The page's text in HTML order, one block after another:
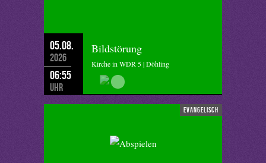
05.08.
2026
06:55
Uhr
Bildstörung
Kirche in WDR 5 | Döhling
evangelisch